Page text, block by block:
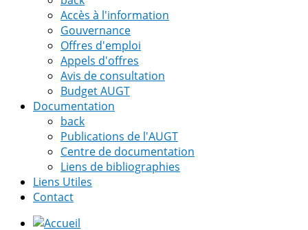
Accès à l'information
Gouvernance
Offres d'emploi
Appels d'offres
Avis de consultation
Budget AUGT
Documentation
back
Publications de l'AUGT
Centre de documentation
Liens de bibliographies
Liens Utiles
Contact